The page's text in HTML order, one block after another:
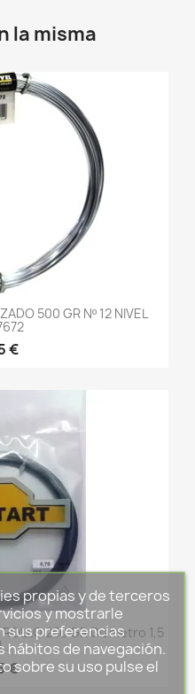
la misma
500 GR Nº 12 NIVEL
€
250 GR Diametro 1,5
€
propias y de terceros
y mostrarle
sus preferencias
hábitos de navegación.
sobre su uso pulse el